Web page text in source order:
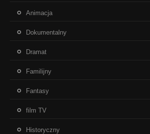
Animacja
Dokumentalny
Dramat
Familijny
Fantasy
film TV
Historyczny